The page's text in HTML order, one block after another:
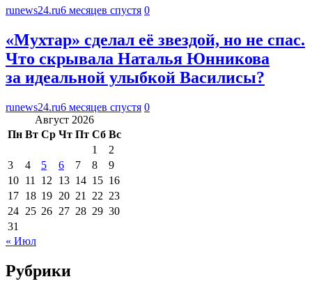
runews24.ru6 месяцев спустя 0
«Мухтар» сделал её звездой, но не спас.
Что скрывала Наталья Юнникова
за идеальной улыбкой Василисы?
runews24.ru6 месяцев спустя 0
Август 2026
Пн Вт Ср Чт Пт Сб Вс
1
2
3
4 5 6 7 8
9
10 11 12 13 14 15 16
17 18 19 20 21 22 23
24 25 26 27 28 29 30
31
« Июл
Рубрики